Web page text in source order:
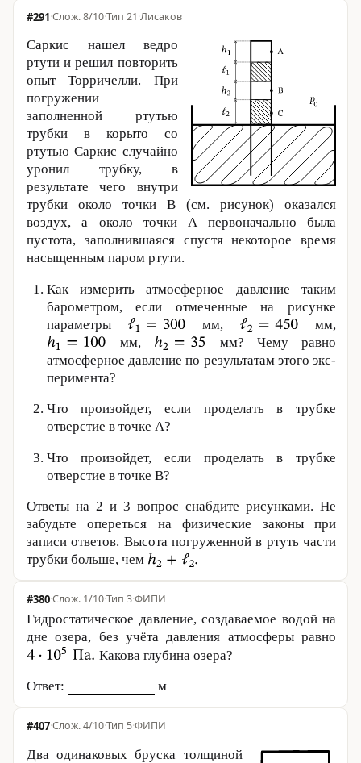
#291· 8/10·Тип 21·Лисаков
Саркис нашел ведро
ртути и решил повторить
опыт Торричелли. При
погружении
заполненной ртутью
трубки в корыто со
ртутью Саркис случайно
уронил трубку, в
результате чего внутри
трубки около точки B (см. рисунок) оказался
воздух, а около точки A первоначально была
пустота, заполнившаяся спустя некоторое время
насыщенным паром ртути.
Как измерить атмосферное давление таким
барометром, если отмеченные на рисунке
параметры
мм,
мм,
мм,
мм? Чему равно
атмосферное давление по результатам этого экс­
пе­ри­мента?
Что произойдет, если проделать в трубке
отверстие в точке A?
Что произойдет, если проделать в трубке
отверстие в точке B?
Ответы на 2 и 3 вопрос снабдите рисунками. Не
забудьте опереться на физические законы при
записи ответов. Высота погруженной в ртуть части
трубки больше, чем
#380· 1/10·Тип 3·ФИПИ
Гидростатическое давление, создаваемое водой на
дне озера, без учёта давления атмосферы равно
Какова глубина озера?
Ответ: м
#407· 4/10·Тип 5·ФИПИ
Два одинаковых бруска толщиной